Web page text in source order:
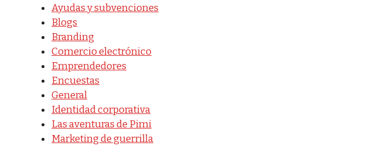
Ayudas y subvenciones
Blogs
Branding
Comercio electrónico
Emprendedores
Encuestas
General
Identidad corporativa
Las aventuras de Pimi
Marketing de guerrilla